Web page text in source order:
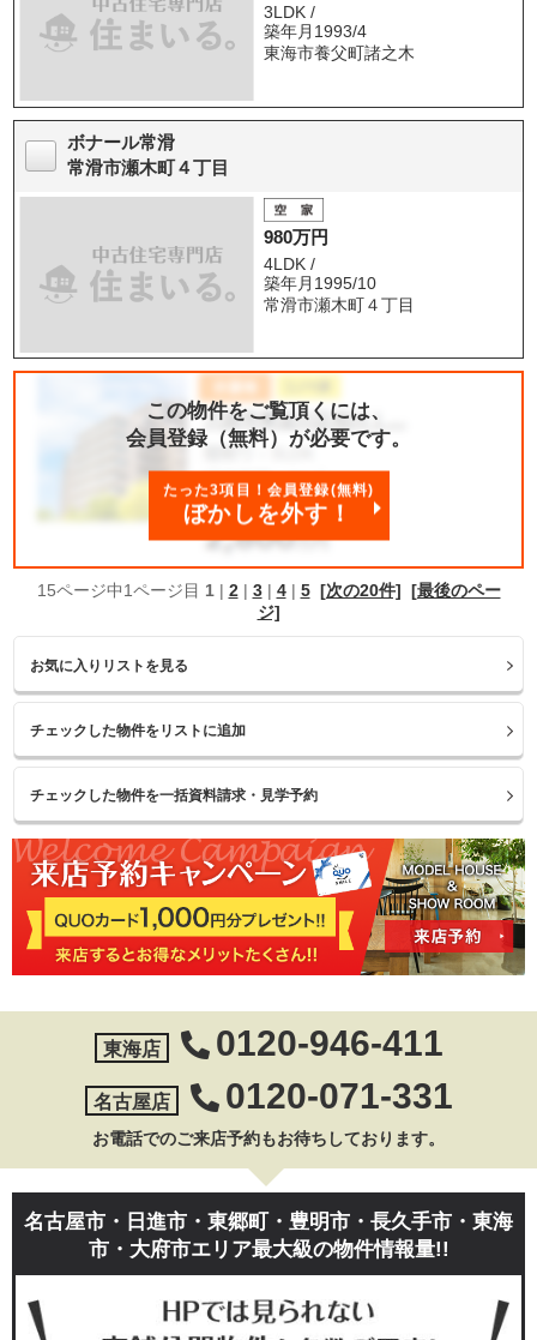
3LDK /
築年月1993/4
東海市養父町諸之木
ボナール常滑
常滑市瀬木町４丁目
980万円
4LDK /
築年月1995/10
常滑市瀬木町４丁目
この物件をご覧頂くには、
会員登録（無料）が必要です。
たった3項目！会員登録(無料)
ぼかしを外す！
15ページ中1ページ目 1| 2| 3| 4| 5 [次の20件] [最後のペー
ジ]
お気に入りリストを見る
東海店 0120-946-411
名古屋店 0120-071-331
お電話でのご来店予約もお待ちしております。
名古屋市・日進市・東郷町・豊明市・長久手市・東海
市・大府市エリア最大級の物件情報量!!